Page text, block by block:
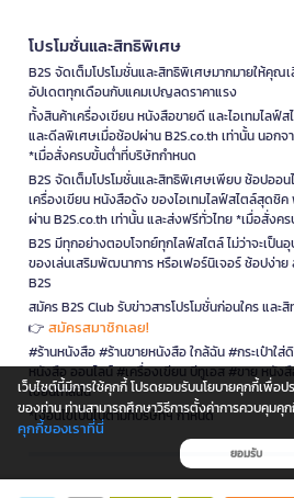
โปรโมชั่นและสิทธิพิเศษ
B2S จัดเต็มโปรโมชั่นและสิทธิพิเศษมากมายให้คุณ
อัปเดตทุกเดือนกับแคมเปญลดราคาแรง
ทั้งสินค้าเครื่องเขียน หนังสือขายดี และไอเทมไล
และดีลพิเศษเมื่อช้อปผ่าน B2S.co.th เท่านั้น นอก
*เมื่อสั่งครบขั้นต่ำที่บริษัทกำหนด
B2S จัดเต็มโปรโมชั่นและสิทธิพิเศษเพียบ ช้อปออ
เครื่องเขียน หนังสือดัง ของไอเทมไลฟ์สไตล์สุดชิ
ผ่าน B2S.co.th เท่านั้น และส่งฟรีทั่วไทย *เมื่อสั่ง
B2S มีทุกอย่างตอบโจทย์ทุกไลฟ์สไตล์ ไม่ว่าจะเป็น
ของเล่นเสริมพัฒนาการ หรือเฟอร์นิเจอร์ ช้อปง่าย
B2S
สมัคร B2S Club รับข่าวสารโปรโมชั่นก่อนใคร และ
👉 สมัครสมาชิกเลย!
#ร้านหนังสือ #ร้านขายหนังสือ ใกล้ฉัน #กระเป๋าใ
หนังสือ ออนไลน์ #เครื่องเขียน บีทูเอส #ขาย หนัง
เขียนใกล้ฉัน
*เงื่อนไขเป็นไปตามที่บริษัทฯ กำหนด
เว็บไซต์นี้มีการใช้คุกกี้ โปรดยอมรับนโยบายคุกกี้เพื่อ
ของท่าน ท่านสามารถศึกษาวิธีการตั้งค่าการควบคุมคุ
คุกกี้ของเราที่นี่
ยอมรับ